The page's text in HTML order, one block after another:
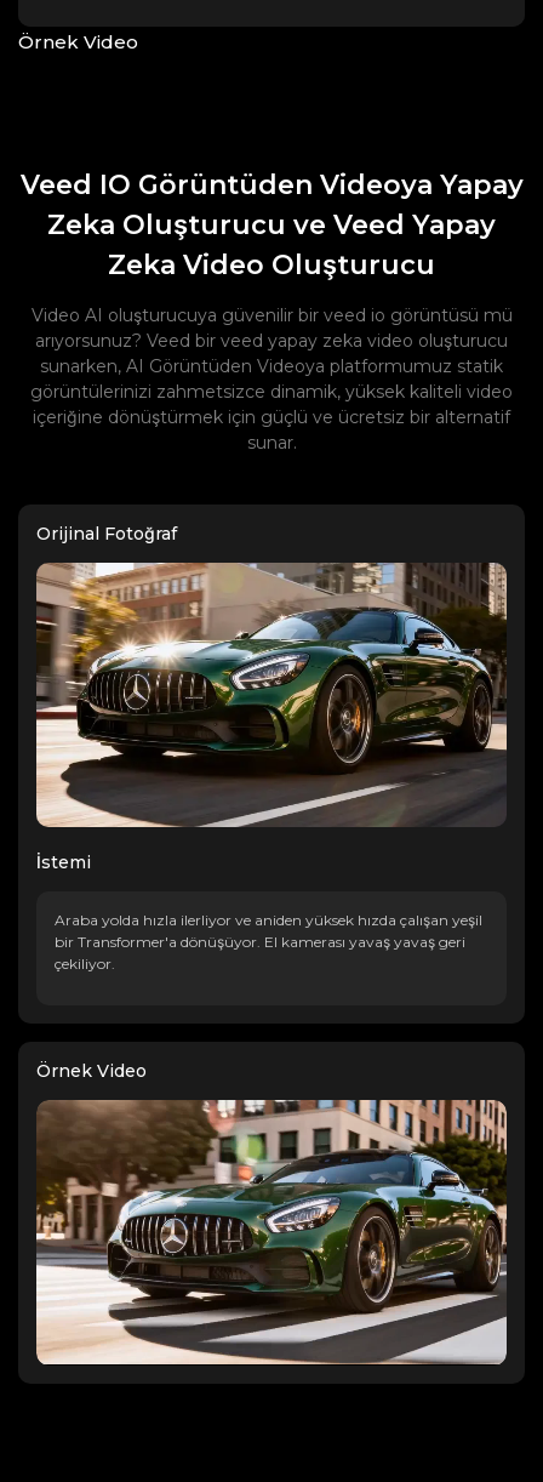
Örnek Video
Veed IO Görüntüden Videoya Yapay
Zeka Oluşturucu ve Veed Yapay
Zeka Video Oluşturucu
Video AI oluşturucuya güvenilir bir veed io görüntüsü mü
arıyorsunuz? Veed bir veed yapay zeka video oluşturucu
sunarken, AI Görüntüden Videoya platformumuz statik
görüntülerinizi zahmetsizce dinamik, yüksek kaliteli video
içeriğine dönüştürmek için güçlü ve ücretsiz bir alternatif
sunar.
Orijinal Fotoğraf
İstemi
Araba yolda hızla ilerliyor ve aniden yüksek hızda çalışan yeşil
bir Transformer'a dönüşüyor. El kamerası yavaş yavaş geri
çekiliyor.
Örnek Video